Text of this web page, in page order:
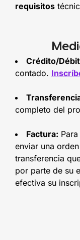
requisitos
Crédito/
contado.
completo del
Factura:
enviar una
transferencia
por parte de su
efectiva su